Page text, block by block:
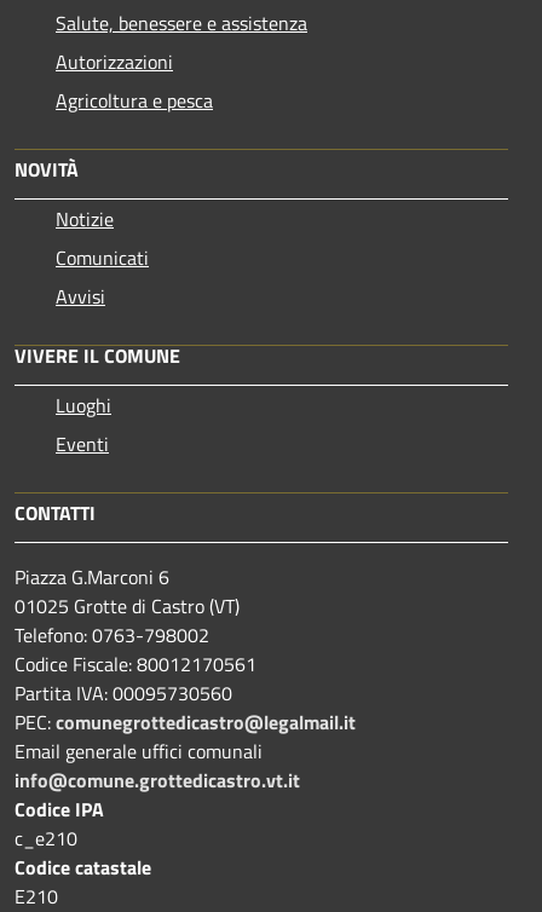
Salute, benessere e assistenza
Autorizzazioni
Agricoltura e pesca
NOVITÀ
Notizie
Comunicati
Avvisi
VIVERE IL COMUNE
Luoghi
Eventi
CONTATTI
Piazza G.Marconi 6
01025 Grotte di Castro (VT)
Telefono: 0763-798002
Codice Fiscale: 80012170561
Partita IVA: 00095730560
PEC:comunegrottedicastro@legalmail.it
Email generale uffici comunali
info@comune.grottedicastro.vt.it
Codice IPA
c_e210
Codice catastale
E210